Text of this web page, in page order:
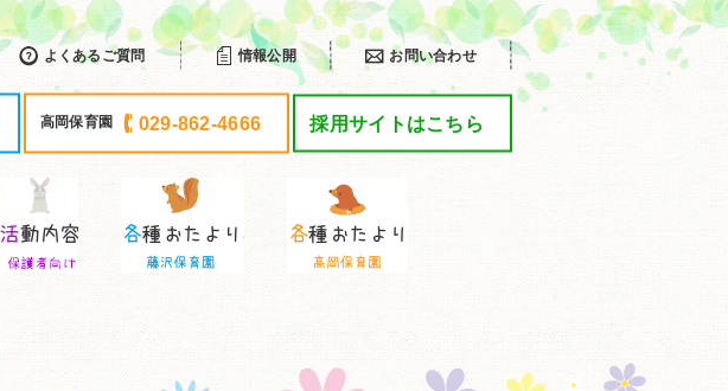
よくあるご質問 情報公開 お問い合わせ
高岡保育園 029-862-4666 採用サイトはこちら